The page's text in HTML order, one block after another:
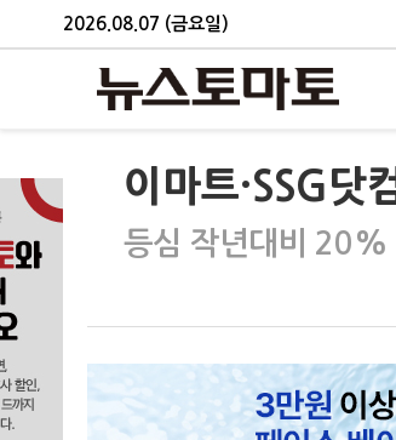
2026.08.07 (금요일)
이마트·SSG
등심 작년대비